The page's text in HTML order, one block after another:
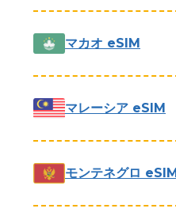
マカオ eSIM
マレーシア eSIM
モンテネグロ eSIM